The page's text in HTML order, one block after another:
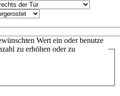
Wert ein oder benutze
zu erhöhen oder zu